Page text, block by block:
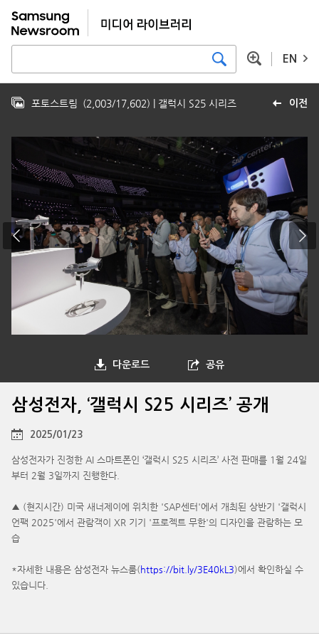
EN
이전
포토스트림 (2,003/17,602) | 갤럭시 S25 시리즈
다운로드 공유
삼성전자, ‘갤럭시 S25 시리즈’ 공개
2025/01/23
삼성전자가 진정한 AI 스마트폰인 ‘갤럭시 S25 시리즈’ 사전 판매를 1월 24일
부터 2월 3일까지 진행한다.
▲ (현지시간) 미국 새너제이에 위치한 'SAP센터'에서 개최된 상반기 '갤럭시
언팩 2025'에서 관람객이 XR 기기 '프로젝트 무한'의 디자인을 관람하는 모
습
*자세한 내용은 삼성전자 뉴스룸(https://bit.ly/3E40kL3)에서 확인하실 수
있습니다.